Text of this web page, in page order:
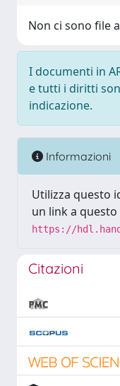
Non ci sono file
I documenti in
e tutti i diritti
indicazione.
Informazioni
Utilizza questo
un link a
https://
Citazioni